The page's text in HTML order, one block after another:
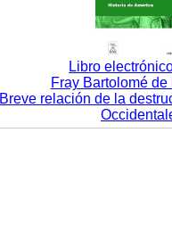
Libro
Fray Bartolomé
Breve relación de la